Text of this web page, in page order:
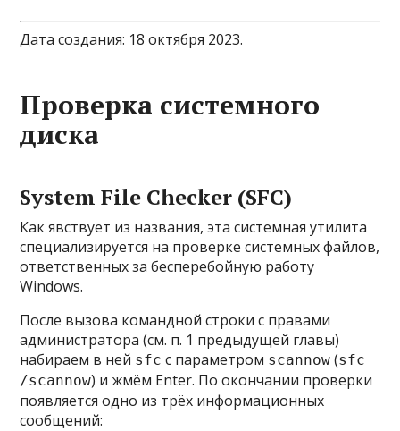
Дата создания: 18 октября 2023.
Проверка системного
диска
System File Checker (SFC)
Как явствует из названия, эта системная утилита
специализируется на проверке системных файлов,
ответственных за бесперебойную работу
Windows.
После вызова командной строки с правами
администратора (см. п. 1 предыдущей главы)
набираем в ней sfc с параметром scannow (sfc
/scannow) и жмём Enter. По окончании проверки
появляется одно из трёх информационных
сообщений: